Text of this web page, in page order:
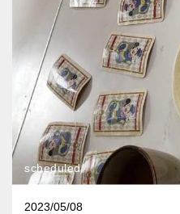
scheduled
2023/05/08